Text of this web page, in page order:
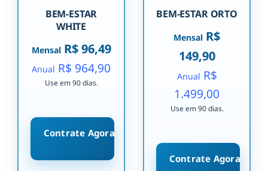
BEM-ESTAR
WHITE
MensalR$ 96,49
Anual R$ 964,90
Use em 90 dias.
Contrate Agora
BEM-ESTAR ORTO
Mensal R$
149,90
Anual R$
1.499,00
Use em 90 dias.
Contrate Agora